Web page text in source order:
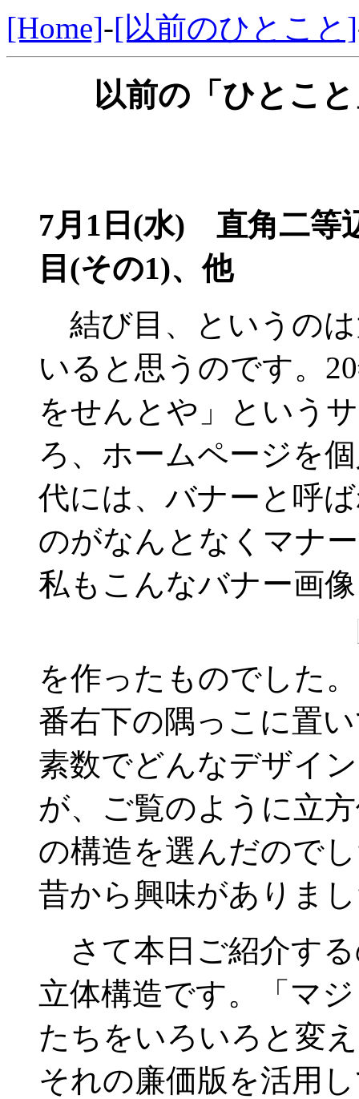
[Home]-[以前のひとこと]
以前の「ひとこ
7月1日(水) 直角二等
目(その1)、他
結び目、というの
いると思うのです。
をせんとや」という
ろ、ホームページを
代には、バナーと呼
のがなんとなくマナ
私もこんなバナー画像
を作ったものでした
番右下の隅っこに置
素数でどんなデザイ
が、ご覧のように立
の構造を選んだので
昔から興味がありま
さて本日ご紹介す
立体構造です。「マ
たちをいろいろと変
それの廉価版を活用